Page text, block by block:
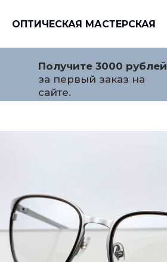
ОПТИЧЕСКАЯ МАСТЕРСКАЯ
Получите 3000 рублей
за первый заказ на
сайте.